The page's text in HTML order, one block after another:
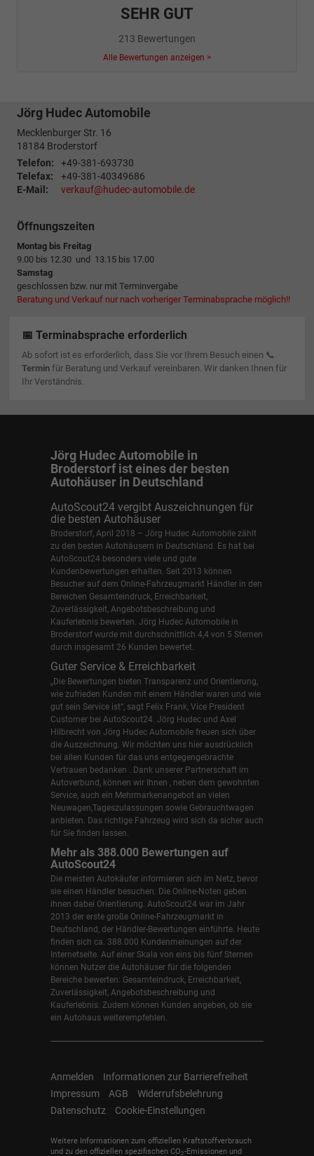
SEHR GUT
213 Bewertungen
Alle Bewertungen anzeigen >
Jörg Hudec Automobile
Mecklenburger Str. 16
18184 Broderstorf
Telefon:
+49-381-693730
Telefax:
+49-381-40349686
E-Mail:
verkauf@hudec-automobile.de
Öffnungszeiten
Montag bis Freitag
9.00 bis 12.30 und 13.15 bis 17.00
Samstag
geschlossen bzw. nur mit Terminvergabe
Beratung und Verkauf nur nach vorheriger Terminabsprache möglich!!
📅 Terminabsprache erforderlich
Ab sofort ist es erforderlich, dass Sie vor Ihrem Besuch einen 📞
Terminfür Beratung und Verkauf vereinbaren. Wir danken Ihnen für
Ihr Verständnis.
Jörg Hudec Automobile in
Broderstorf ist eines der besten
Autohäuser in Deutschland
AutoScout24 vergibt Auszeichnungen für
die besten Autohäuser
Broderstorf, April 2018 – Jörg Hudec Automobile zählt
zu den besten Autohäusern in Deutschland. Es hat bei
AutoScout24 besonders viele und gute
Kundenbewertungen erhalten. Seit 2013 können
Besucher auf dem Online-Fahrzeugmarkt Händler in den
Bereichen Gesamteindruck, Erreichbarkeit,
Zuverlässigkeit, Angebotsbeschreibung und
Kauferlebnis bewerten. Jörg Hudec Automobile in
Broderstorf wurde mit durchschnittlich 4,4 von 5 Sternen
durch insgesamt 26 Kunden bewertet.
Guter Service & Erreichbarkeit
„Die Bewertungen bieten Transparenz und Orientierung,
wie zufrieden Kunden mit einem Händler waren und wie
gut sein Service ist“, sagt Felix Frank, Vice President
Customer bei AutoScout24. Jörg Hudec und Axel
Hilbrecht von Jörg Hudec Automobile freuen sich über
die Auszeichnung. Wir möchten uns hier ausdrücklich
bei allen Kunden für das uns entgegengebrachte
Vertrauen bedanken . Dank unserer Partnerschaft im
Autoverbund, können wir Ihnen , neben dem gewohnten
Service, auch ein Mehrmarkenangebot an vielen
Neuwagen,Tageszulassungen sowie Gebrauchtwagen
anbieten. Das richtige Fahrzeug wird sich da sicher auch
für Sie finden lassen.
Mehr als 388.000 Bewertungen auf
AutoScout24
Die meisten Autokäufer informieren sich im Netz, bevor
sie einen Händler besuchen. Die Online-Noten geben
ihnen dabei Orientierung. AutoScout24 war im Jahr
2013 der erste große Online-Fahrzeugmarkt in
Deutschland, der Händler-Bewertungen einführte. Heute
finden sich ca. 388.000 Kundenmeinungen auf der
Internetseite. Auf einer Skala von eins bis fünf Sternen
können Nutzer die Autohäuser für die folgenden
Bereiche bewerten: Gesamteindruck, Erreichbarkeit,
Zuverlässigkeit, Angebotsbeschreibung und
Kauferlebnis. Zudem können Kunden angeben, ob sie
ein Autohaus weiterempfehlen.
Anmelden
Informationen zur Barrierefreiheit
Impressum
AGB
Widerrufsbelehrung
Datenschutz
Cookie-Einstellungen
Weitere Informationen zum offiziellen Kraftstoffverbrauch
und zu den offiziellen spezifischen CO2-Emissionen und